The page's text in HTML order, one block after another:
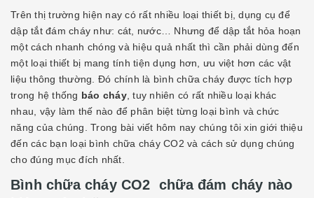
Trên thị trường hiện nay có rất nhiều loại thiết bị, dụng cụ để
dập tắt đám cháy như: cát, nước… Nhưng để dập tắt hỏa hoạn
một cách nhanh chóng và hiệu quả nhất thì cần phải dùng đến
một loại thiết bị mang tính tiện dụng hơn, ưu việt hơn các vật
liệu thông thường. Đó chính là bình chữa cháy được tích hợp
trong hệ thống báo cháy, tuy nhiên có rất nhiều loại khác
nhau, vậy làm thế nào để phân biệt từng loại bình và chức
năng của chúng. Trong bài viết hôm nay chúng tôi xin giới thiệu
đến các bạn loại bình chữa cháy CO2 và cách sử dụng chúng
cho đúng mục đích nhất.
Bình chữa cháy CO2 chữa đám cháy nào